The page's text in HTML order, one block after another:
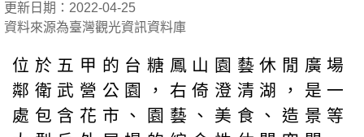
更新日期：2022-04-25
資料來源為臺灣觀光資訊資料庫
位於五甲的台糖鳳山園藝休閒廣場
鄰衛武營公園，右倚澄清湖，是一
處包含花市、園藝、美食、造景等